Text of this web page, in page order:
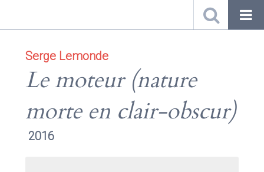
Serge Lemonde
Le moteur (nature
morte en clair-obscur)
2016